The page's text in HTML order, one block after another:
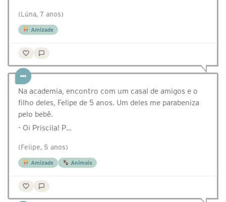
(Lúna, 7 anos)
Amizade
Na academia, encontro com um casal de amigos e o
filho deles, Felipe de 5 anos. Um deles me parabeniza
pelo bebê.
- Oi Priscila! P…
(Felipe, 5 anos)
Amizade Animais